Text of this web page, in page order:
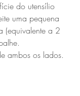
do utensílio
uma pequena
(equivalente a 2
ambos os lados.